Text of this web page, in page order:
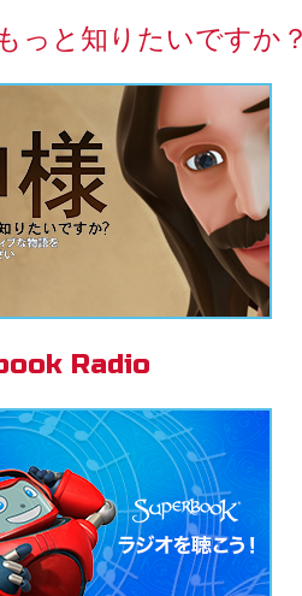
っと知りたいですか
Radio